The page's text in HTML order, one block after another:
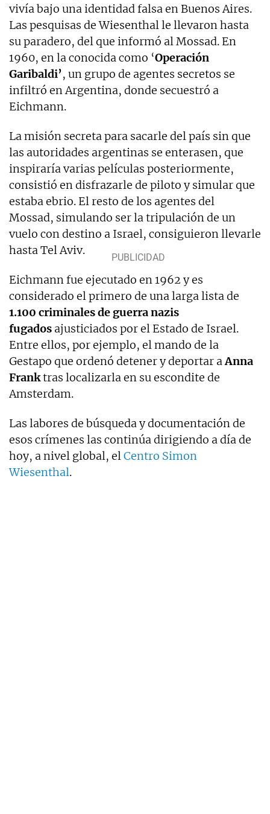
vivía bajo una identidad falsa en Buenos Aires.
Las pesquisas de Wiesenthal le llevaron hasta
su paradero, del que informó al Mossad. En
1960, en la conocida como ‘Operación
Garibaldi’, un grupo de agentes secretos se
infiltró en Argentina, donde secuestró a
Eichmann.
La misión secreta para sacarle del país sin que
las autoridades argentinas se enterasen, que
inspiraría varias películas posteriormente,
consistió en disfrazarle de piloto y simular que
estaba ebrio. El resto de los agentes del
Mossad, simulando ser la tripulación de un
vuelo con destino a Israel, consiguieron llevarle
hasta Tel Aviv.
Eichmann fue ejecutado en 1962 y es
considerado el primero de una larga lista de
1.100 criminales de guerra nazis
fugados ajusticiados por el Estado de Israel.
Entre ellos, por ejemplo, el mando de la
Gestapo que ordenó detener y deportar aAnna
Franktras localizarla en su escondite de
Amsterdam.
Las labores de búsqueda y documentación de
esos crímenes las continúa dirigiendo a día de
hoy, a nivel global, elCentro Simon
Wiesenthal.